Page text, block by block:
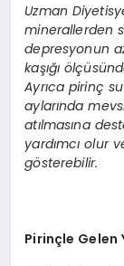
Uzman
minerallerden
depresyonun
kaşığı
Ayrıca pirinç
aylarında
atılmasına
yardımcı olur
gösterebilir.
Pirinçle Gelen